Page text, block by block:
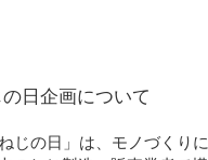
日企画について
じの日」は、モノづくり